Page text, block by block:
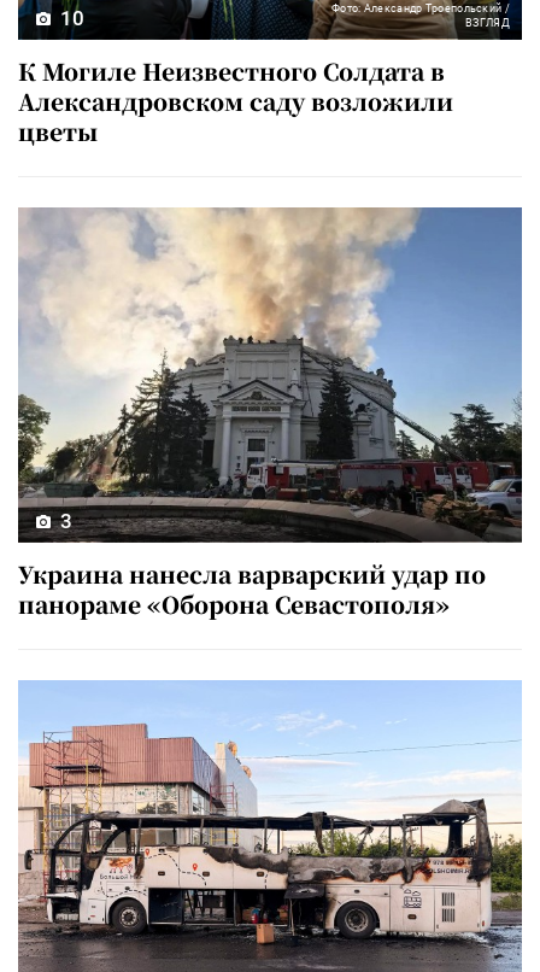
10
Фото: Александр Троепольский /
ВЗГЛЯД
К Могиле Неизвестного Солдата в
Александровском саду возложили
цветы
3
Украина нанесла варварский удар по
панораме «Оборона Севастополя»